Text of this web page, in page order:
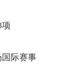
际赛事